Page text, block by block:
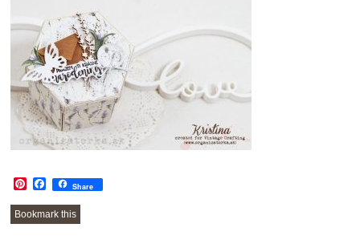
Pinterest
Facebook
Share
Bookmark this